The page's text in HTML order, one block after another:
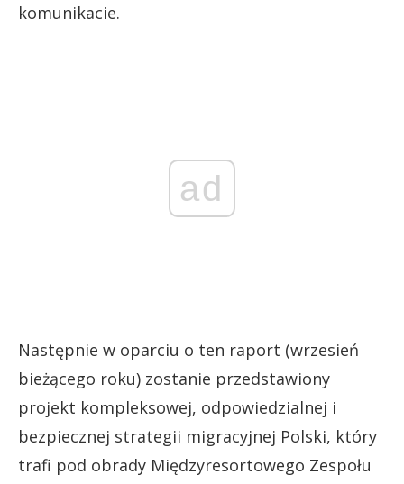
komunikacie.
ad
Następnie w oparciu o ten raport (wrzesień
bieżącego roku) zostanie przedstawiony
projekt kompleksowej, odpowiedzialnej i
bezpiecznej strategii migracyjnej Polski, który
trafi pod obrady Międzyresortowego Zespołu